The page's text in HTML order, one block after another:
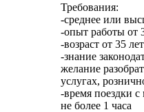
Требования:
-среднее или
-опыт работы от
-возраст от 35 лет
-знание
желание
услугах,
-время поездки с
не более 1 часа